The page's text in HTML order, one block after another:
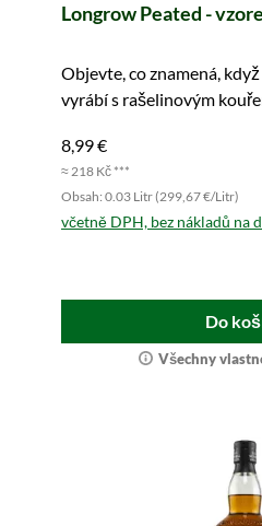
Longrow Peated -
Objevte, co znamená,
vyrábí s rašelinovým
8,99 €
≈ 218 Kč ***
Obsah: 0.03 Litr (299,67 €/Litr)
včetně DPH, bez nákladů na
Do
Všechny